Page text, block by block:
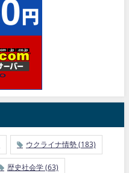
ウクライナ情勢(183)
歴史社会学(63)